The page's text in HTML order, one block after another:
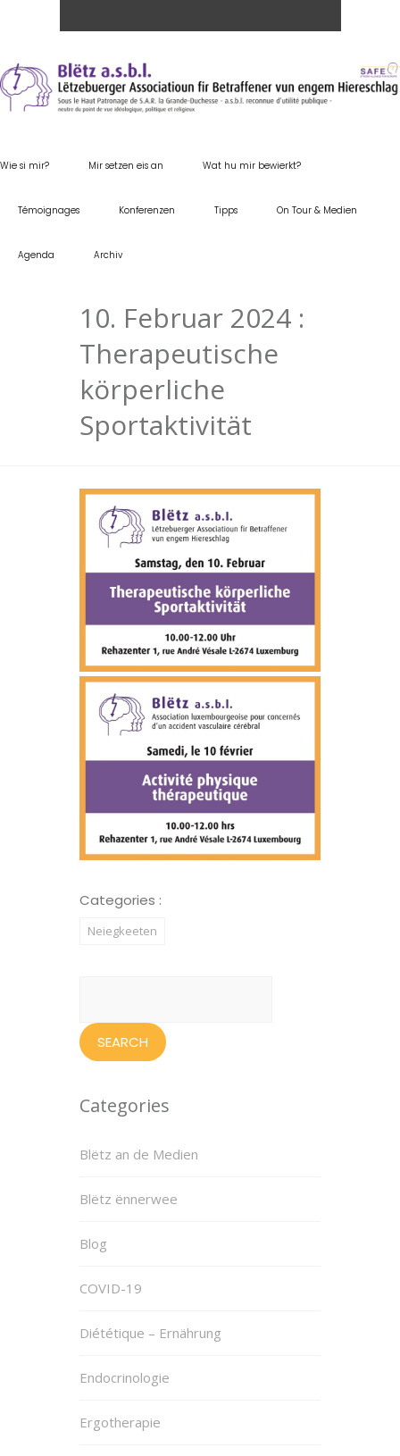
Wie si mir? Mir setzen eis an Wat hu mir bewierkt?
Témoignages Konferenzen Tipps On Tour & Medien
Agenda Archiv
10. Februar 2024 :
Therapeutische
körperliche
Sportaktivität
Categories :
Neiegkeeten
Categories
Blëtz an de Medien
Blëtz ënnerwee
Blog
COVID-19
Diététique – Ernährung
Endocrinologie
Ergotherapie